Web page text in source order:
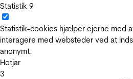
Statistik 9
Statistik-cookies hjælper ejerne med
interagere med websteder ved at
anonymt.
Hotjar
3